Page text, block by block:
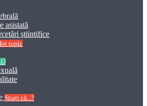
asistată
ştiinţifice
topic
Știați că...?